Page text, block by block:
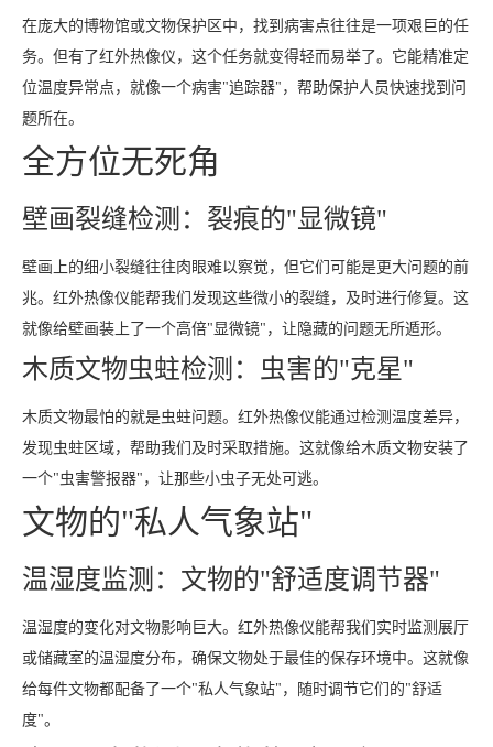
在庞大的博物馆或文物保护区中，找到病害点往往是一项艰巨的任
务。但有了红外热像仪，这个任务就变得轻而易举了。它能精准定
位温度异常点，就像一个病害"追踪器"，帮助保护人员快速找到问
题所在。
全方位无死角
壁画裂缝检测：裂痕的"显微镜"
壁画上的细小裂缝往往肉眼难以察觉，但它们可能是更大问题的前
兆。红外热像仪能帮我们发现这些微小的裂缝，及时进行修复。这
就像给壁画装上了一个高倍"显微镜"，让隐藏的问题无所遁形。
木质文物虫蛀检测：虫害的"克星"
木质文物最怕的就是虫蛀问题。红外热像仪能通过检测温度差异，
发现虫蛀区域，帮助我们及时采取措施。这就像给木质文物安装了
一个"虫害警报器"，让那些小虫子无处可逃。
文物的"私人气象站"
温湿度监测：文物的"舒适度调节器"
温湿度的变化对文物影响巨大。红外热像仪能帮我们实时监测展厅
或储藏室的温湿度分布，确保文物处于最佳的保存环境中。这就像
给每件文物都配备了一个"私人气象站"，随时调节它们的"舒适
度"。